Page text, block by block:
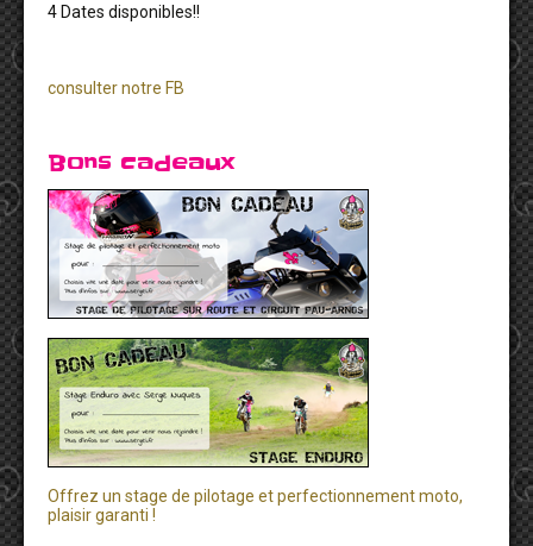
4 Dates disponibles!!
consulter notre FB
Bons cadeaux
Offrez un stage de pilotage et perfectionnement moto,
plaisir garanti !